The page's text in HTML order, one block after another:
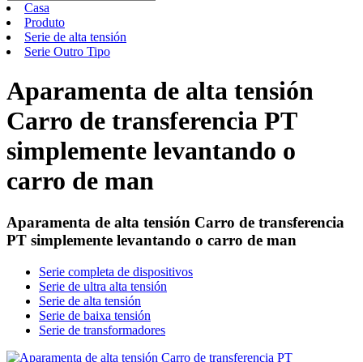
Casa
Produto
Serie de alta tensión
Serie Outro Tipo
Aparamenta de alta tensión
Carro de transferencia PT
simplemente levantando o
carro de man
Aparamenta de alta tensión Carro de transferencia
PT simplemente levantando o carro de man
Serie completa de dispositivos
Serie de ultra alta tensión
Serie de alta tensión
Serie de baixa tensión
Serie de transformadores